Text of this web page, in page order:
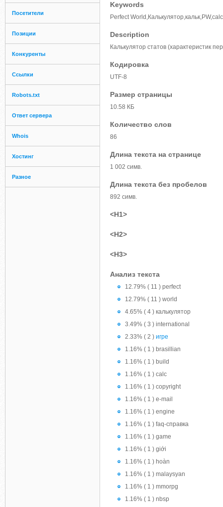
Посетители
Позиции
Конкуренты
Ссылки
Robots.txt
Ответ сервера
Whois
Хостинг
Разное
Keywords
Perfect
Description
Калькулятор статов (характеристик
Кодировка
UTF-8
Размер страницы
10.58 КБ
Количество слов
86
Длина текста на странице
1 002 симв.
Длина текста без пробелов
892 симв.
<H1>
<H2>
<H3>
Анализ текста
12.79% ( 11 ) perfect
12.79% ( 11 ) world
4.65% ( 4 ) калькулятор
3.49% ( 3 ) international
2.33% ( 2 ) игре
1.16% ( 1 ) brasillian
1.16% ( 1 ) build
1.16% ( 1 ) calc
1.16% ( 1 ) copyright
1.16% ( 1 ) e-mail
1.16% ( 1 ) engine
1.16% ( 1 ) faq-справка
1.16% ( 1 ) game
1.16% ( 1 ) giới
1.16% ( 1 ) hoàn
1.16% ( 1 ) malaysyan
1.16% ( 1 ) mmorpg
1.16% ( 1 ) nbsp